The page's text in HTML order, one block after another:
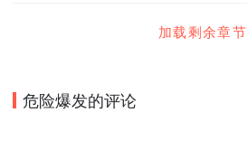
加载剩余章节
危险爆发的评论